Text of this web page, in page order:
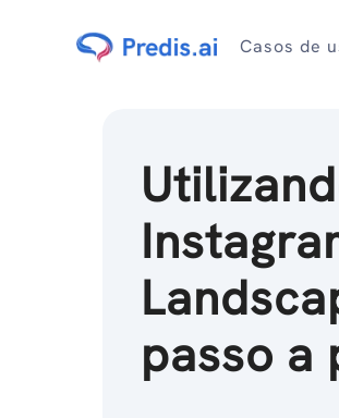
Casos de
passo a